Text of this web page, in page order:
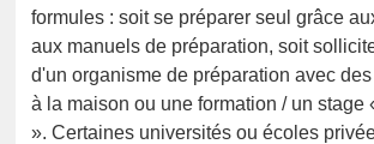
formules : soit se préparer seul grâce
aux manuels de préparation, soit
d'un organisme de préparation avec
à la maison ou une formation / un stage
». Certaines universités ou écoles